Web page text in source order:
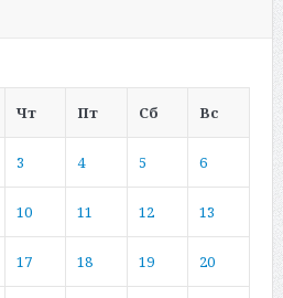
Чт Пт Сб Вс
3 4 5 6
10 11 12 13
17 18 19 20